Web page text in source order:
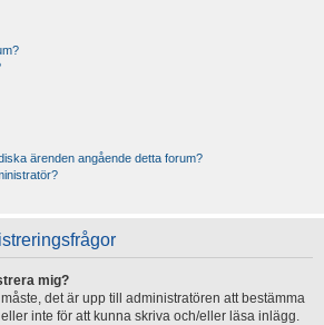
ärenden angående detta forum?
mig?
det är upp till administratören att bestämma
inte för att kunna skriva och/eller läsa inlägg.